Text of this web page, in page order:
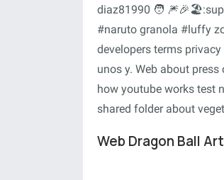
diaz81990 🧑
#naruto granola #luffy
developers terms
unos y. Web about
how youtube works test
shared folder about
Web Dragon Ball